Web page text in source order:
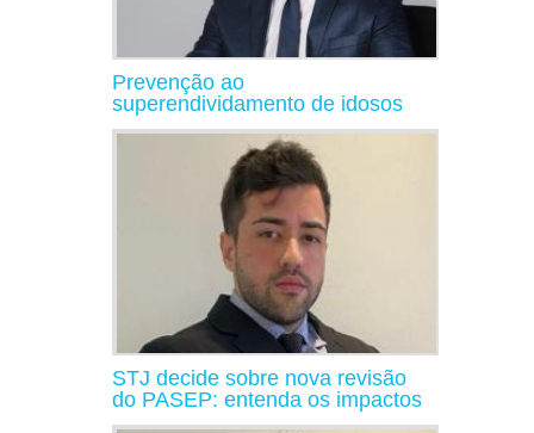
Prevenção ao
superendividamento de idosos
STJ decide sobre nova revisão
do PASEP: entenda os impactos